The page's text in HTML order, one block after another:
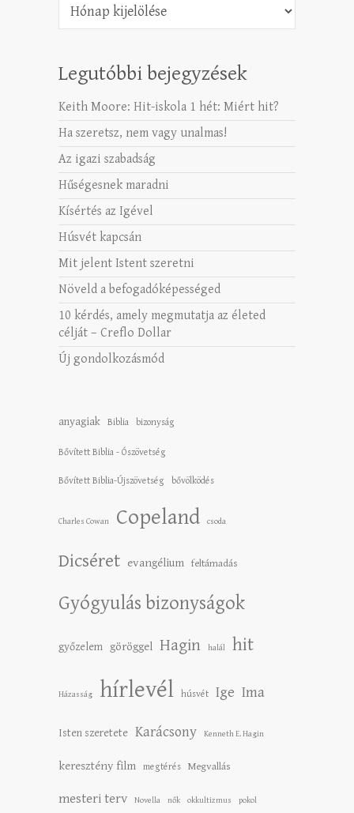
Legutóbbi bejegyzések
Keith Moore: Hit-iskola 1 hét: Miért hit?
Ha szeretsz, nem vagy unalmas!
Az igazi szabadság
Hűségesnek maradni
Kísértés az Igével
Húsvét kapcsán
Mit jelent Istent szeretni
Növeld a befogadóképességed
10 kérdés, amely megmutatja az életed
célját – Creflo Dollar
Új gondolkozásmód
anyagiak Biblia bizonyság
Bővített Biblia - Ószövetség
Bővített Biblia-Újszövetség bővölködés
Charles Cowan Copeland csoda
Dicséret evangélium feltámadás
Gyógyulás bizonyságok
győzelem göröggel Hagin halál hit
Házasság hírlevél húsvét Ige Ima
Isten szeretete Karácsony Kenneth E. Hagin
keresztény film megtérés Megvallás
mesteri terv Novella nők okkultizmus pokol